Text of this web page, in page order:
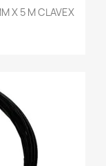
X 5 M CLAVEX